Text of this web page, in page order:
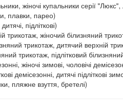
жіночі купальники серії
плавки, парео)
підліткові)
трикотаж, жіночий білизняний
трикотаж, дитячий верхній
трикотаж, підлітковий
жіночі зимові, чоловічі
демісезонні, дитячі підліткові
пляжне взуття, бретелі)